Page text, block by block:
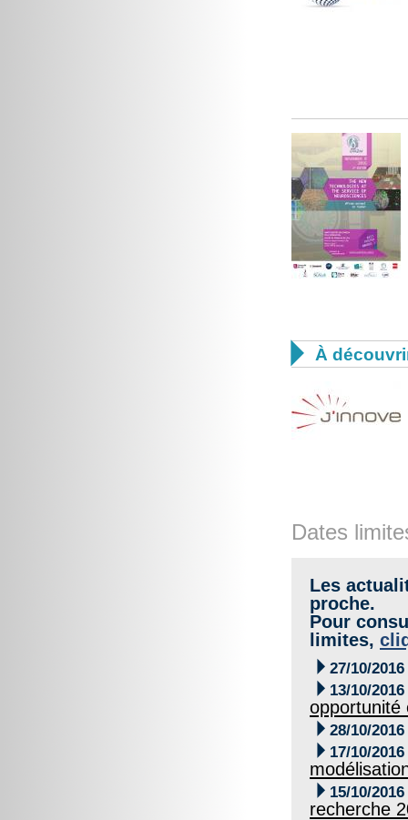
 À
Dates
Les
proche.
Pour
limites,
 27/10/2016
 13/10/2016
opportunité
 28/10/2016
 17/10/2016
 15/10/2016
recherche